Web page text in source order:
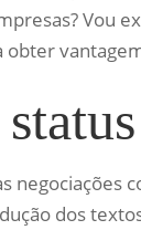
Vou
obter
negociações
dos